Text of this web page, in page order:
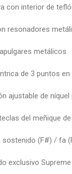
con interior de
resonadores
metálicos
de 3 puntos
ajustable de níquel
del meñique
sostenido (F#) / fa
exclusivo Supreme